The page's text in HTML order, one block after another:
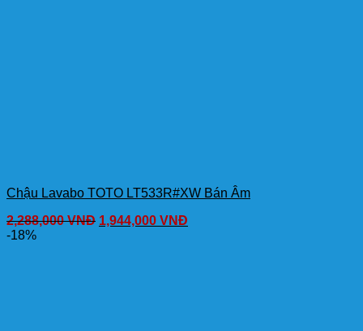
Chậu Lavabo TOTO LT533R#XW Bán Âm
2,288,000VNĐ 1,944,000 VNĐ
-18%